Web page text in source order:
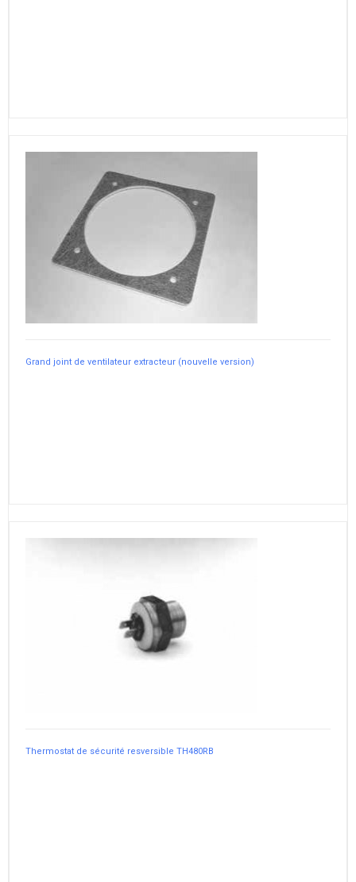
Grand joint de ventilateur extracteur (nouvelle version)
Thermostat de sécurité resversible TH480RB